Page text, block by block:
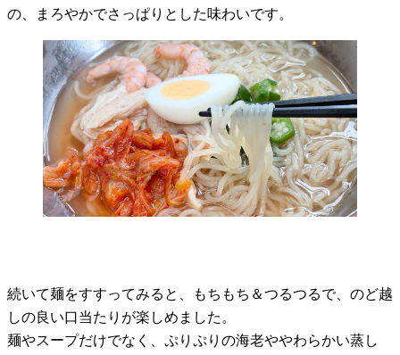
の、まろやかでさっぱりとした味わいです。
続いて麺をすすってみると、もちもち＆つるつるで、のど越
しの良い口当たりが楽しめました。
麺やスープだけでなく、ぷりぷりの海老ややわらかい蒸し